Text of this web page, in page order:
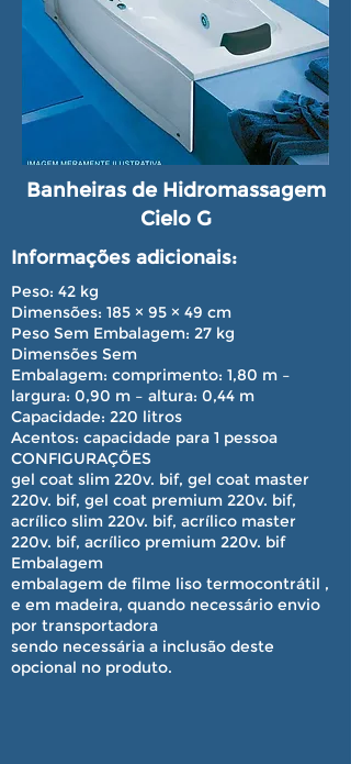
Banheiras de Hidromassagem
Cielo G
Informações adicionais:
Peso: 42 kg
Dimensões: 185 × 95 × 49 cm
Peso Sem Embalagem: 27 kg
Dimensões Sem
Embalagem: comprimento: 1,80 m –
largura: 0,90 m – altura: 0,44 m
Capacidade: 220 litros
Acentos: capacidade para 1 pessoa
CONFIGURAÇÕES
gel coat slim 220v. bif, gel coat master
220v. bif, gel coat premium 220v. bif,
acrílico slim 220v. bif, acrílico master
220v. bif, acrílico premium 220v. bif
Embalagem
embalagem de filme liso termocontrátil ,
e em madeira, quando necessário envio
por transportadora
sendo necessária a inclusão deste
opcional no produto.